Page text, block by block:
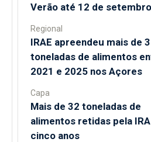
Verão até 12 de setembro
Regional
IRAE apreendeu mais de
toneladas de alimentos
2021 e 2025 nos Açores
Capa
Mais de 32 toneladas de
alimentos retidas pela
cinco anos